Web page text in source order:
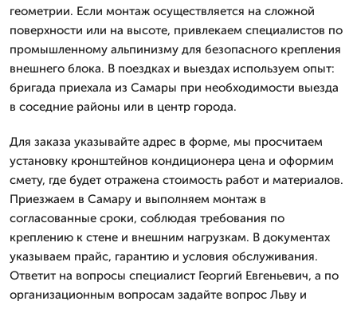
геометрии. Если монтаж осуществляется на сложной
поверхности или на высоте, привлекаем специалистов по
промышленному альпинизму для безопасного крепления
внешнего блока. В поездках и выездах используем опыт:
бригада приехала из Самары при необходимости выезда
в соседние районы или в центр города.
Для заказа указывайте адрес в форме, мы просчитаем
установку кронштейнов кондиционера цена и оформим
смету, где будет отражена стоимость работ и материалов.
Приезжаем в Самару и выполняем монтаж в
согласованные сроки, соблюдая требования по
креплению к стене и внешним нагрузкам. В документах
указываем прайс, гарантию и условия обслуживания.
Ответит на вопросы специалист Георгий Евгеньевич, а по
организационным вопросам задайте вопрос Льву и